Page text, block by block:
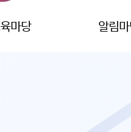
마당 알림